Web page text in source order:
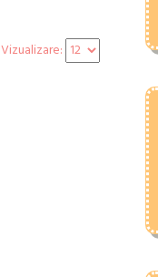
Vizualizare: